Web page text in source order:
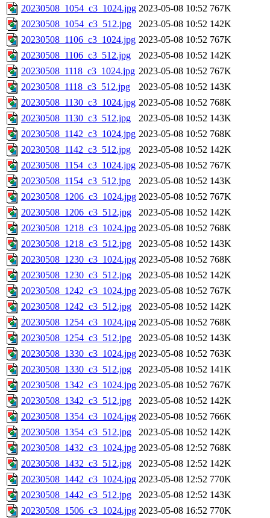
20230508_1054_c3_1024.jpg 2023-05-08 10:52 767K
20230508_1054_c3_512.jpg
2023-05-08 10:52 142K
20230508_1106_c3_1024.jpg 2023-05-08 10:52 767K
20230508_1106_c3_512.jpg
2023-05-08 10:52 142K
20230508_1118_c3_1024.jpg 2023-05-08 10:52 767K
20230508_1118_c3_512.jpg
2023-05-08 10:52 143K
20230508_1130_c3_1024.jpg 2023-05-08 10:52 768K
20230508_1130_c3_512.jpg
2023-05-08 10:52 143K
20230508_1142_c3_1024.jpg 2023-05-08 10:52 768K
20230508_1142_c3_512.jpg
2023-05-08 10:52 142K
20230508_1154_c3_1024.jpg 2023-05-08 10:52 767K
20230508_1154_c3_512.jpg
2023-05-08 10:52 143K
20230508_1206_c3_1024.jpg 2023-05-08 10:52 767K
20230508_1206_c3_512.jpg
2023-05-08 10:52 142K
20230508_1218_c3_1024.jpg 2023-05-08 10:52 768K
20230508_1218_c3_512.jpg
2023-05-08 10:52 143K
20230508_1230_c3_1024.jpg 2023-05-08 10:52 768K
20230508_1230_c3_512.jpg
2023-05-08 10:52 142K
20230508_1242_c3_1024.jpg 2023-05-08 10:52 767K
20230508_1242_c3_512.jpg
2023-05-08 10:52 142K
20230508_1254_c3_1024.jpg 2023-05-08 10:52 768K
20230508_1254_c3_512.jpg
2023-05-08 10:52 143K
20230508_1330_c3_1024.jpg 2023-05-08 10:52 763K
20230508_1330_c3_512.jpg
2023-05-08 10:52 141K
20230508_1342_c3_1024.jpg 2023-05-08 10:52 767K
20230508_1342_c3_512.jpg
2023-05-08 10:52 142K
20230508_1354_c3_1024.jpg 2023-05-08 10:52 766K
20230508_1354_c3_512.jpg
2023-05-08 10:52 142K
20230508_1432_c3_1024.jpg 2023-05-08 12:52 768K
20230508_1432_c3_512.jpg
2023-05-08 12:52 142K
20230508_1442_c3_1024.jpg 2023-05-08 12:52 770K
20230508_1442_c3_512.jpg
2023-05-08 12:52 143K
20230508_1506_c3_1024.jpg 2023-05-08 16:52 770K